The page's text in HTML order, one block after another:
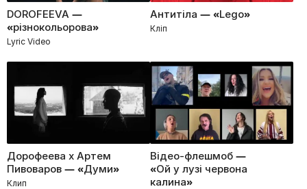
DOROFEEVA —
«різнокольорова»
Lyric Video
Антитіла — «Lego»
Кліп
Дорофеева x Артем
Пивоваров — «Думи»
Клип
Відео-флешмоб —
«Ой у лузі червона
калина»